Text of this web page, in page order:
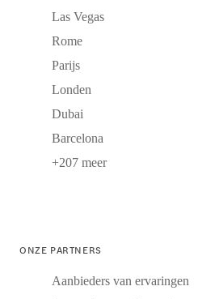
Las Vegas
Rome
Parijs
Londen
Dubai
Barcelona
+207 meer
ONZE PARTNERS
Aanbieders van ervaringen